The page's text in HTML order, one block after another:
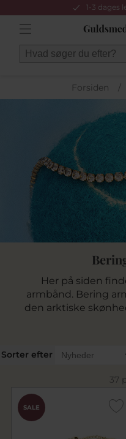
1-3 dages
Forsiden /
Her på siden
armbånd. Bering
den arktiske
Med et armbånd fra
fragt v. køb for
har været e-
Sorter efter
37
SALE